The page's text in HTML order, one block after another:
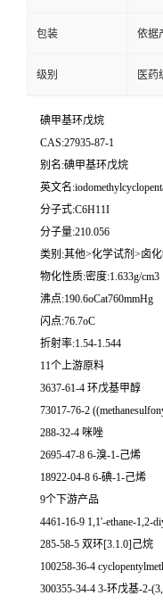
包装 依据
级别 医药
碘甲基环戊烷
CAS:27935-87-1
别名:碘甲基环戊烷
英文名
分子式:C6H11I
分子量:210.056
类别:其他>化学试剂>卤
物化性质:密度:1.633g/cm3
沸点:190.6oCat760mmHg
闪点:76.7oC
折射率:1.54-1.544
11个上游原料
3637-61-4 环戊基甲醇
73017-76-2
288-32-4 咪唑
2695-47-8 6-溴-1-己烯
18922-04-8 6-碘-1-己烯
9个下游产品
4461-16-9 1,1'-ethane-1,2-
285-58-5 双环[3.1.0]己烷
100258-36-4
300355-34-4 3-环戊基-2-